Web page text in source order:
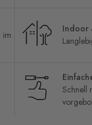
im
Indoor
Schnell